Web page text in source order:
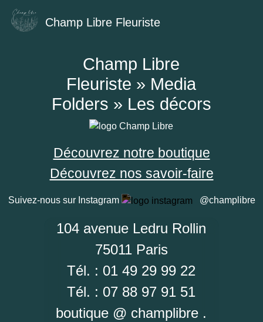
Champ Libre Fleuriste
Champ Libre
Fleuriste » Media
Folders » Les décors
Découvrez notre boutique
Découvrez nos savoir-faire
Suivez-nous sur Instagram @champlibre
104 avenue Ledru Rollin
75011 Paris
Tél. : 01 49 29 99 22
Tél. : 07 88 97 91 51
boutique @ champlibre .